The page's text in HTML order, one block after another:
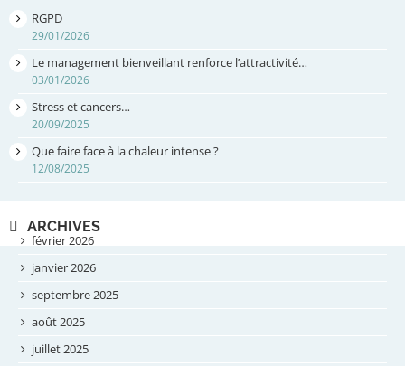
RGPD
29/01/2026
Le management bienveillant renforce l’attractivité…
03/01/2026
Stress et cancers…
20/09/2025
Que faire face à la chaleur intense ?
12/08/2025
ARCHIVES
février 2026
janvier 2026
septembre 2025
août 2025
juillet 2025